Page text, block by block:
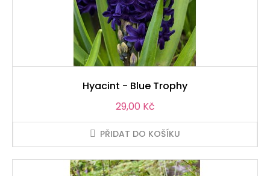
Hyacint - Blue Trophy
Cena
29,00 Kč
PŘIDAT DO KOŠÍKU